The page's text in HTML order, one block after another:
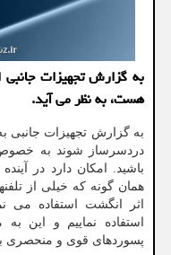
به گزارش تجهیزات
هست، به نظر می آید.
به گزارش تجهیزات جانبی به
دردسرساز شوند به خصوص
باشید. امکان دارد در
همان گونه که خیلی از
اثر انگشت استفاده می
استفاده نماییم و این
پسوردهای قوی و منحصری